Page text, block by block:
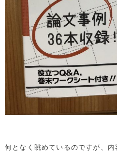
何となく眺めているのですが、